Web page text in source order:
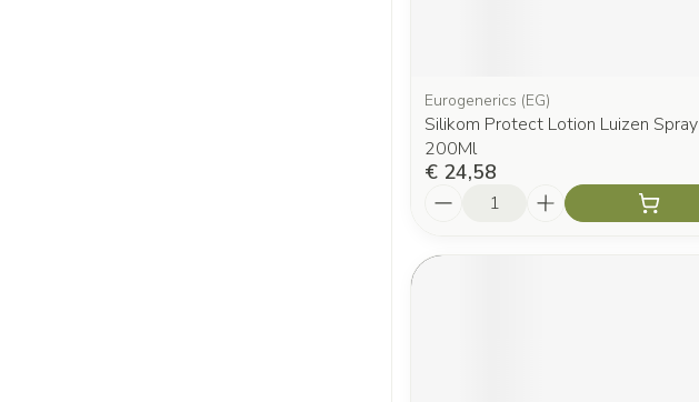
Eurogenerics (EG)
Silikom Protect Lotion Luizen Spray
200Ml
€ 24,58